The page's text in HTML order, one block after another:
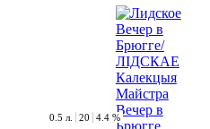
0.5 л. 20 4.4 %